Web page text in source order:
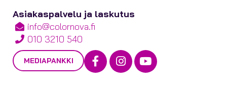
Asiakaspalvelu ja laskutus
info@colornova.fi
010 3210 540
MEDIAPANKKI Facebook
Instagram
Youtube